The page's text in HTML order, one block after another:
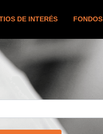
DE INTERÉS FONDOS